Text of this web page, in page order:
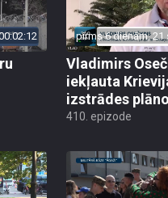
pirms 6 dienām, 21
Vladimirs
iekļauta
izstrādes
410. epizode